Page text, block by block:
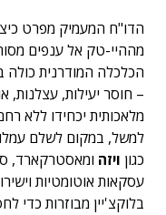
הדו"ח המעמיק מפרט
מההיי-טק אל ענפים
הכלכלה המודרנית כולה
– חוסר יעילות, עצלנות,
מלאכותית יכחידו ללא
למשל, במקום לשלם
כגון ויזה ומאסטרקארד,
עסקאות אוטומטיות
בלוקצ'יין מבוזרות כדי